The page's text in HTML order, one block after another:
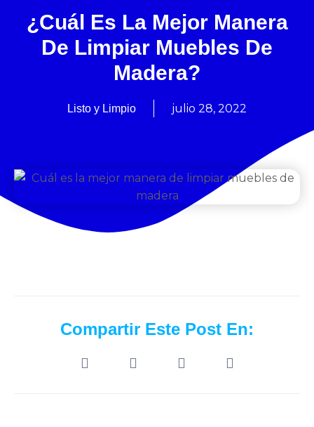
¿Cuál Es La Mejor Manera
De Limpiar Muebles De
Madera?
Listo y Limpio julio 28, 2022
Compartir Este Post En: